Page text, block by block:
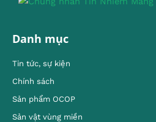
Danh mục
Tin tức, sự kiện
Chính sách
Sản phẩm OCOP
Sản vật vùng miền